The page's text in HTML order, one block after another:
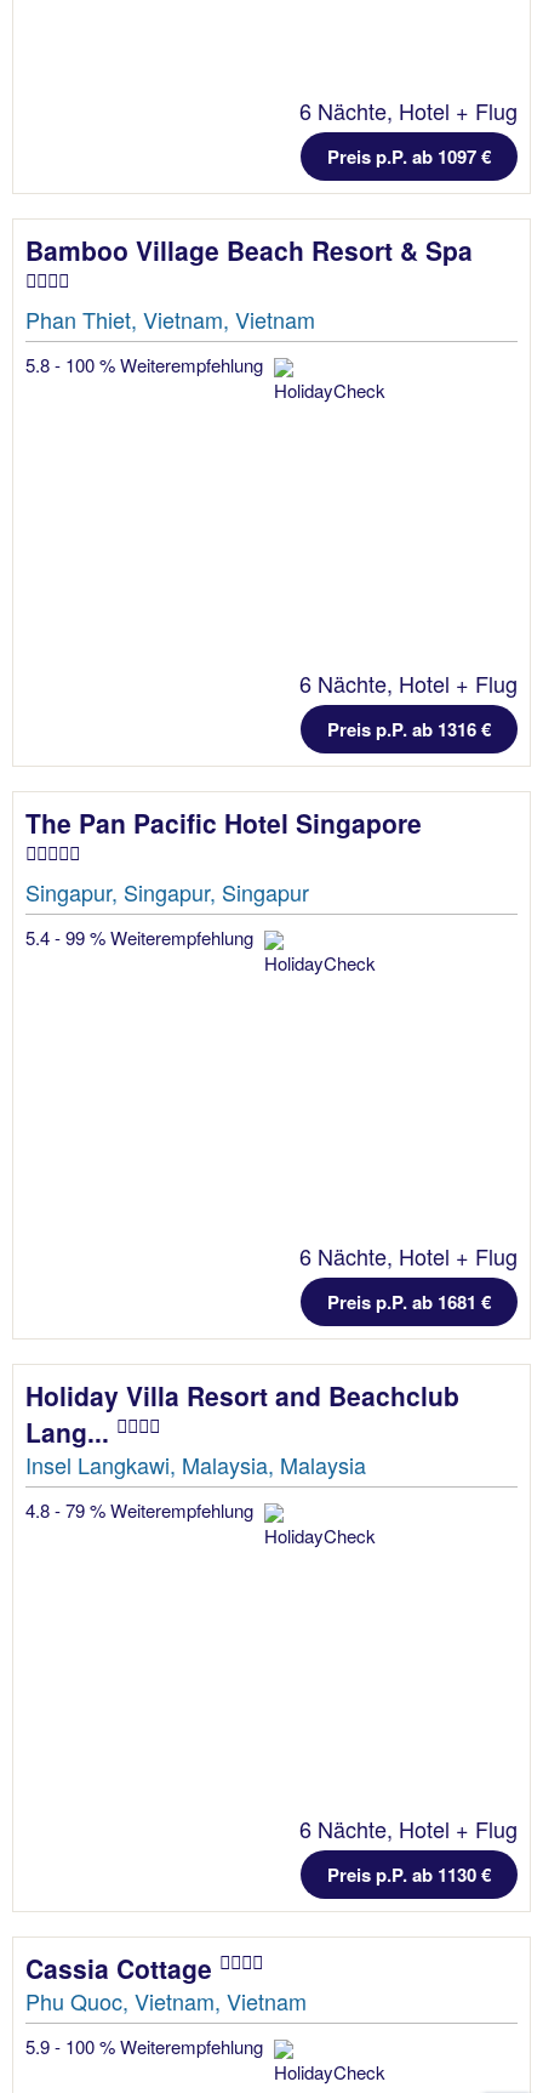
6 Nächte, Hotel + Flug
Preis p.P. ab 1097 €
Bamboo Village Beach Resort & Spa
Phan Thiet, Vietnam, Vietnam
5.8 - 100 % Weiterempfehlung
6 Nächte, Hotel + Flug
Preis p.P. ab 1316 €
The Pan Pacific Hotel Singapore
Singapur, Singapur, Singapur
5.4 - 99 % Weiterempfehlung
6 Nächte, Hotel + Flug
Preis p.P. ab 1681 €
Holiday Villa Resort and Beachclub
Lang...
Insel Langkawi, Malaysia, Malaysia
4.8 - 79 % Weiterempfehlung
6 Nächte, Hotel + Flug
Preis p.P. ab 1130 €
Cassia Cottage
Phu Quoc, Vietnam, Vietnam
5.9 - 100 % Weiterempfehlung